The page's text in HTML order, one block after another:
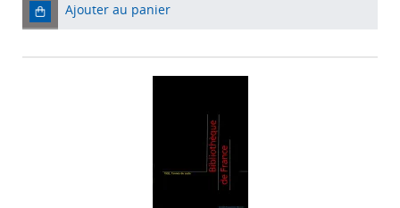
Ajouter au panier